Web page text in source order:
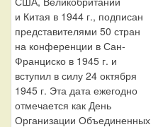
и Китая в 1944 г., подписан
представителями 50 стран
на конференции в Сан-
Франциско в 1945 г. и
вступил в силу 24 октября
1945 г. Эта дата ежегодно
отмечается как День
Организации Объединенных